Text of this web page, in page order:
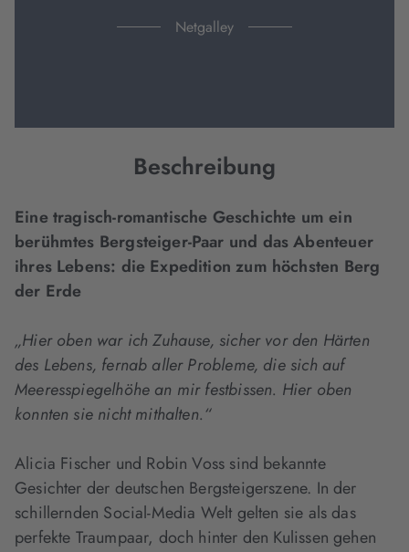
Netgalley
Beschreibung
Eine tragisch-romantische Geschichte um ein
berühmtes Bergsteiger-Paar und das Abenteuer
ihres Lebens: die Expedition zum höchsten Berg
der Erde
„Hier oben war ich Zuhause, sicher vor den Härten
des Lebens, fernab aller Probleme, die sich auf
Meeresspiegelhöhe an mir festbissen. Hier oben
konnten sie nicht mithalten.“
Alicia Fischer und Robin Voss sind bekannte
Gesichter der deutschen Bergsteigerszene. In der
schillernden Social-Media Welt gelten sie als das
perfekte Traumpaar, doch hinter den Kulissen gehen